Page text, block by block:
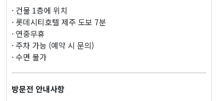
· 건물 1층에 위치
· 롯데시티호텔 제주 도보 7분
· 연중무휴
· 주차 가능 (예약 시 문의)
· 수면 불가
방문전 안내사항